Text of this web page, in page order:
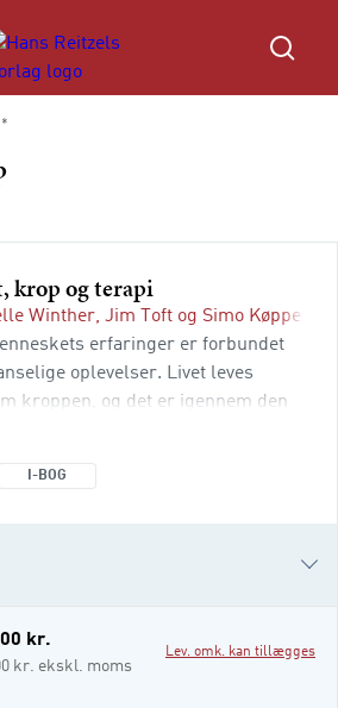
*
krop og terapi
Winther, Jim Toft og Simo Køppe
erfaringer er forbundet
oplevelser. Livet leves
kroppen, og det er igennem den
KROP OG TERAPI por
I-BOG
kr.
kr. ekskl. moms
Lev. omk. kan tillægges